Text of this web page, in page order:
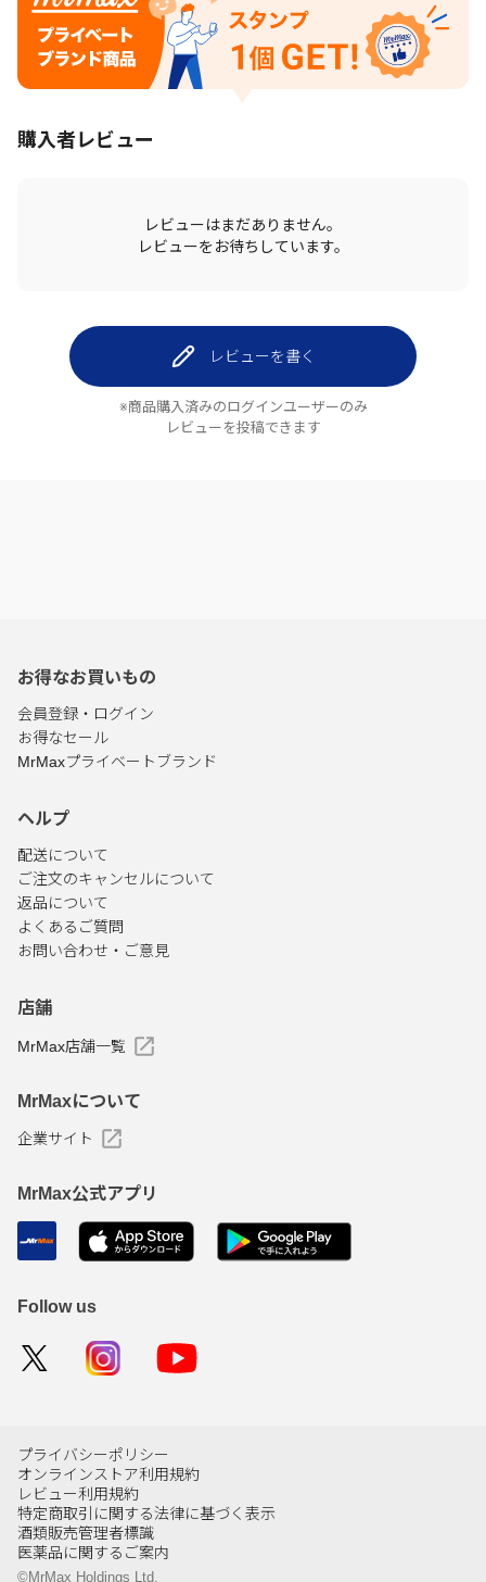
購入者レビュー
レビューはまだありません。
レビューをお待ちしています。
レビューを書く
※商品購入済みのログインユーザーのみ
レビューを投稿できます
お得なお買いもの
会員登録・ログイン
お得なセール
MrMaxプライベートブランド
ヘルプ
配送について
ご注文のキャンセルについて
返品について
よくあるご質問
お問い合わせ・ご意見
店舗
MrMax店舗一覧
MrMaxについて
企業サイト
MrMax公式アプリ
Follow us
プライバシーポリシー
オンラインストア利用規約
レビュー利用規約
特定商取引に関する法律に基づく表示
酒類販売管理者標識
医薬品に関するご案内
©MrMax Holdings Ltd.